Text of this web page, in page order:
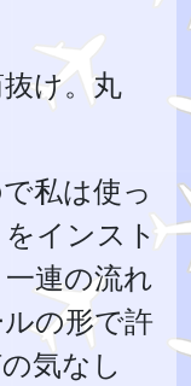
け。丸
私は使っ
インスト
連の流れ
の形で許
気なし